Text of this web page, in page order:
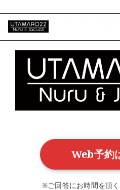
タイ・バンコクが大好きな
Web予約
※ご回答にお時間を頂く